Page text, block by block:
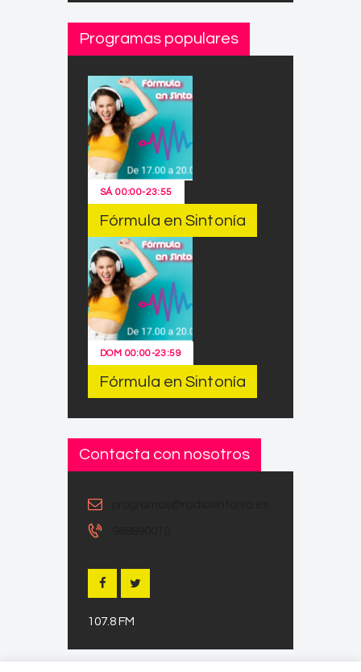
Programas populares
SÁ00:00-23:55
Fórmula en Sintonía
DOM 00:00-23:59
Fórmula en Sintonía
Contacta con nosotros
107.8 FM